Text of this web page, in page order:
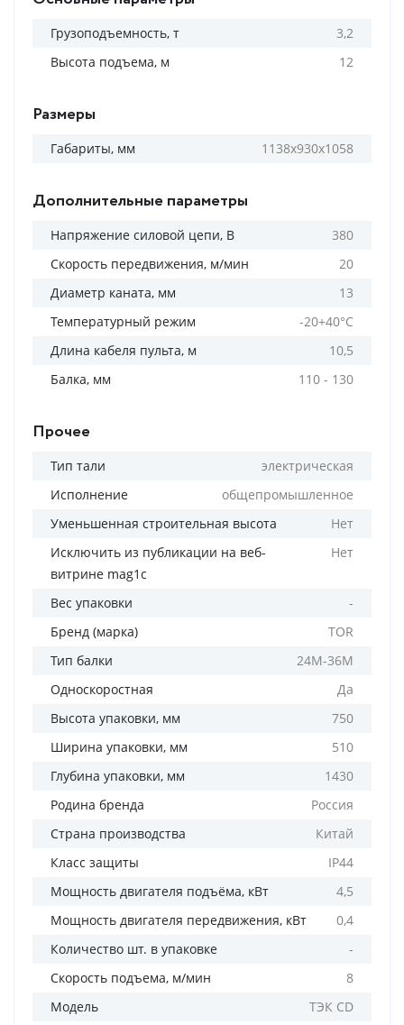
Грузоподъемность, т
3,2
Высота подъема, м
12
Размеры
Габариты, мм 1138х930х1058
Дополнительные параметры
Напряжение силовой цепи, В
380
Скорость передвижения, м/мин
20
Диаметр каната, мм
13
Температурный режим
-20+40°С
Длина кабеля пульта, м
10,5
Балка, мм
110 - 130
Прочее
Тип тали
электрическая
Исполнение
общепромышленное
Уменьшенная строительная высота
Нет
Исключить из публикации на веб-
витрине mag1c
Нет
Вес упаковки
-
Бренд (марка)
TOR
Тип балки
24М-36М
Односкоростная
Да
Высота упаковки, мм
750
Ширина упаковки, мм
510
Глубина упаковки, мм
1430
Родина бренда
Россия
Страна производства
Китай
Класс защиты
IP44
Мощность двигателя подъёма, кВт
4,5
Мощность двигателя передвижения, кВт
0,4
Количество шт. в упаковке
-
Скорость подъема, м/мин
8
Модель
ТЭК CD